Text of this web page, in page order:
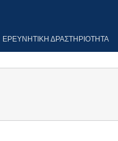
ΕΡΕΥΝΗΤΙΚΉ ΔΡΑΣΤΗΡΙΌΤΗΤΑ